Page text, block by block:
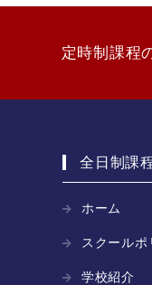
定時制課程
全日制課
ホーム
スクールポ
学校紹介